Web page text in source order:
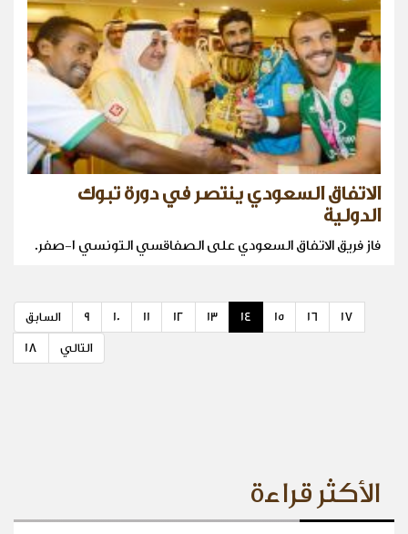
الاتفاق السعودي ينتصر في دورة تبوك
الدولية
فاز فريق الاتفاق السعودي على الصفاقسي التونسي ١-صفر.
السابق 9 10 11 12 13 14 15 16 17
18 التالي
الأكثر قراءة